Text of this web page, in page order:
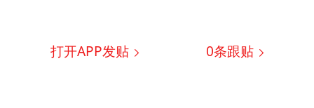
打开APP发贴 0条跟贴